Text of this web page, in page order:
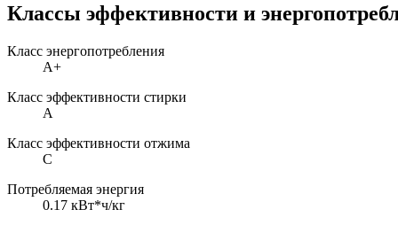
Классы эффективности и
Класс энергопотребления
A+
Класс эффективности стирки
A
Класс эффективности отжима
C
Потребляемая энергия
0.17 кВт*ч/кг